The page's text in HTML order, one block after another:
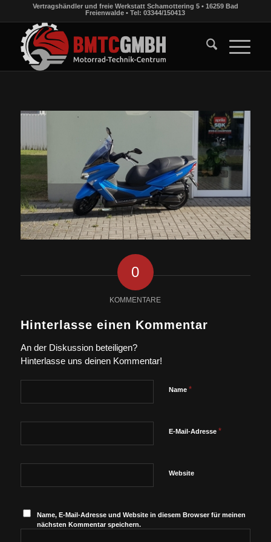
Vertragshändler und freie Werkstatt Schamottering 5 • 16259 Bad
Freienwalde • Tel: 03344/150413
0
KOMMENTARE
Hinterlasse einen Kommentar
An der Diskussion beteiligen?
Hinterlasse uns deinen Kommentar!
Name *
E-Mail-Adresse *
Website
Name, E-Mail-Adresse und Website in diesem Browser für meinen
nächsten Kommentar speichern.